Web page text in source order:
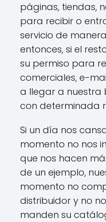
páginas, tiendas,
para recibir o
servicio de
entonces, si el
su permiso para
comerciales, e-
a llegar a
con determinada
Si un día nos
momento no nos
que nos hacen
de un ejemplo,
momento no
distribuidor y no
manden su